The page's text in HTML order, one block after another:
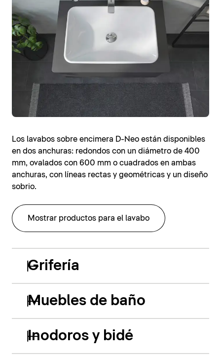
Los lavabos sobre encimera D-Neo están disponibles
en dos anchuras: redondos con un diámetro de 400
mm, ovalados con 600 mm o cuadrados en ambas
anchuras, con líneas rectas y geométricas y un diseño
sobrio.
Mostrar productos para el lavabo
Grifería
Muebles de baño
Inodoros y bidé